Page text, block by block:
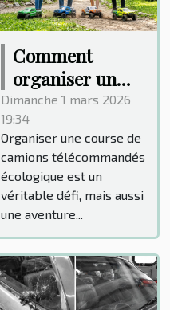
Comment
organiser un
événement de
course de
camions
télécommandés
écologique ?
Dimanche 1 mars 2026
19:34
Organiser une course de
camions télécommandés
écologique est un
véritable défi, mais aussi
une aventure...